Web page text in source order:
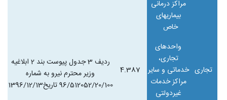
مراکز درمانی
بیماریهای
خاص
تجاری
واحدهای
تجاری،
خدماتی و سایر
مراکز خدمات
غیردولتی
4.387
ردیف 3 جدول پیوست بند 2 ابلاغیه
وزیر محترم نیرو به شماره
96/512052/20/100 تاریخ1396/12/13